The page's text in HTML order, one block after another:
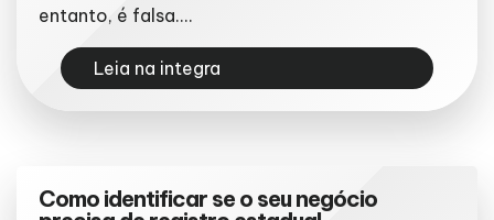
entanto, é falsa....
Leia na integra
Como identificar se o seu negócio